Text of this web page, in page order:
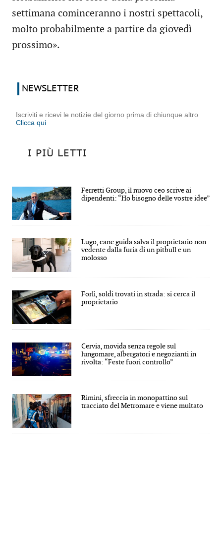
settimana cominceranno i nostri spettacoli,
molto probabilmente a partire da giovedì
prossimo».
NEWSLETTER
Iscriviti e ricevi le notizie del giorno prima di chiunque altro
Clicca qui
I PIÙ LETTI
Ferretti Group, il nuovo ceo scrive ai
dipendenti: “Ho bisogno delle vostre idee”
Lugo, cane guida salva il proprietario non
vedente dalla furia di un pitbull e un
molosso
Forlì, soldi trovati in strada: si cerca il
proprietario
Cervia, movida senza regole sul
lungomare, albergatori e negozianti in
rivolta: “Feste fuori controllo”
Rimini, sfreccia in monopattino sul
tracciato del Metromare e viene multato